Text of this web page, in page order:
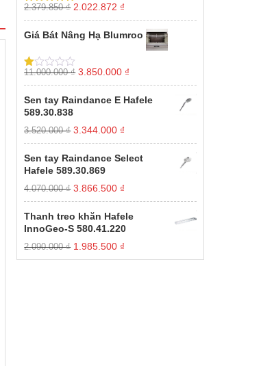
Được xếp
hạng5.005
sao
2.379.850₫ Giá
gốc
2.379.850 ₫.
2.022.872 ₫
hiện
Giá Bát Nâng Hạ Blumroo
Được
xếp
hạng
1.00
5
11.000.000₫ Giá
gốc
là:
3.850.000 ₫
hiện
tại
Sen tay Raindance E Hafele
589.30.838
3.520.000₫ Giá
gốc
là:
3.520.000 ₫.
3.344.000 ₫
hiện
tại
Sen tay Raindance Select
Hafele 589.30.869
4.070.000₫ Giá
gốc
là:
4.070.000 ₫.
3.866.500 ₫
hiện
tại
là:
Thanh treo khăn Hafele
InnoGeo-S 580.41.220
2.090.000₫ Giá
gốc
1.985.500 ₫
hiện